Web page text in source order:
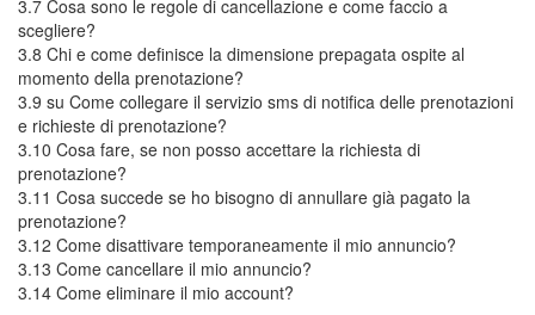
3.7 Cosa sono le regole di cancellazione e come faccio a
scegliere?
3.8 Chi e come definisce la dimensione prepagata ospite al
momento della prenotazione?
3.9 su Come collegare il servizio sms di notifica delle prenotazioni
e richieste di prenotazione?
3.10 Cosa fare, se non posso accettare la richiesta di
prenotazione?
3.11 Cosa succede se ho bisogno di annullare già pagato la
prenotazione?
3.12 Come disattivare temporaneamente il mio annuncio?
3.13 Come cancellare il mio annuncio?
3.14 Come eliminare il mio account?